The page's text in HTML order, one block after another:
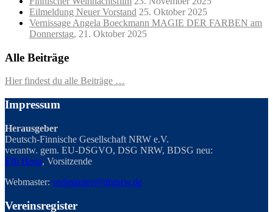
Eilmeldung Neuer Vorstand 25. Oktober 2025
Vernissage Angela Boeckmann MAGIE DER FARBEN am
Donnerstag, 21. Oktober 2025
Alle Beiträge
Hier findest du alle Beiträge …
Impressum
Herausgeber
Deutsch-Finnische Gesellschaft NRW e.V.
verantw. gem. EU-DSGVO, DSG NRW, BDSG neu:
Elfi Heua, Vorsitzende
Webmaster: webmaster@dfgnrw.de
Vereinsregister